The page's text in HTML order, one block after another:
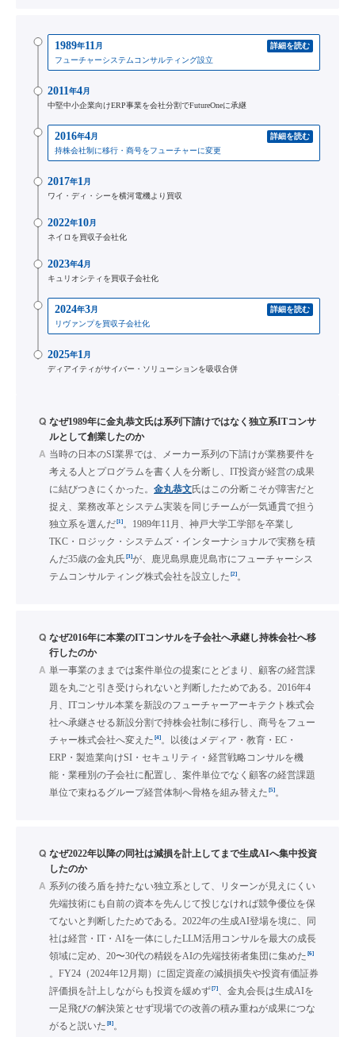
1989年11月
詳細を読む
フューチャーシステムコンサルティング設立
2011年4月
中堅中小企業向けERP事業を会社分割でFutureOneに承継
2016年4月
詳細を読む
持株会社制に移行・商号をフューチャーに変更
2017年1月
ワイ・ディ・シーを横河電機より買収
2022年10月
ネイロを買収子会社化
2023年4月
キュリオシティを買収子会社化
2024年3月
詳細を読む
リヴァンプを買収子会社化
2025年1月
ディアイティがサイバー・ソリューションを吸収合併
Q なぜ1989年に金丸恭文氏は系列下請けではなく独立系ITコンサ
ルとして創業したのか
A 当時の日本のSI業界では、メーカー系列の下請けが業務要件を
考える人とプログラムを書く人を分断し、IT投資が経営の成果
に結びつきにくかった。 金丸恭文氏はこの分断こそが障害だと
捉え、業務改革とシステム実装を同じチームが一気通貫で担う
独立系を選んだ[1]。1989年11月、神戸大学工学部を卒業し
TKC・ロジック・システムズ・インターナショナルで実務を積
んだ35歳の金丸氏 [3]が、鹿児島県鹿児島市にフューチャーシス
テムコンサルティング株式会社を設立した [2]。
Q なぜ2016年に本業のITコンサルを子会社へ承継し持株会社へ移
行したのか
A 単一事業のままでは案件単位の提案にとどまり、顧客の経営課
題を丸ごと引き受けられないと判断したためである。2016年4
月、ITコンサル本業を新設のフューチャーアーキテクト株式会
社へ承継させる新設分割で持株会社制に移行し、商号をフュー
チャー株式会社へ変えた [4]。以後はメディア・教育・EC・
ERP・製造業向けSI・セキュリティ・経営戦略コンサルを機
能・業種別の子会社に配置し、案件単位でなく顧客の経営課題
単位で束ねるグループ経営体制へ骨格を組み替えた [5]。
Q なぜ2022年以降の同社は減損を計上してまで生成AIへ集中投資
したのか
A 系列の後ろ盾を持たない独立系として、リターンが見えにくい
先端技術にも自前の資本を先んじて投じなければ競争優位を保
てないと判断したためである。2022年の生成AI登場を境に、同
社は経営・IT・AIを一体にしたLLM活用コンサルを最大の成長
領域に定め、20〜30代の精鋭をAIの先端技術者集団に集めた [6]
。FY24（2024年12月期）に固定資産の減損損失や投資有価証券
評価損を計上しながらも投資を緩めず[7]、金丸会長は生成AIを
一足飛びの解決策とせず現場での改善の積み重ねが成果につな
がると説いた [8]。